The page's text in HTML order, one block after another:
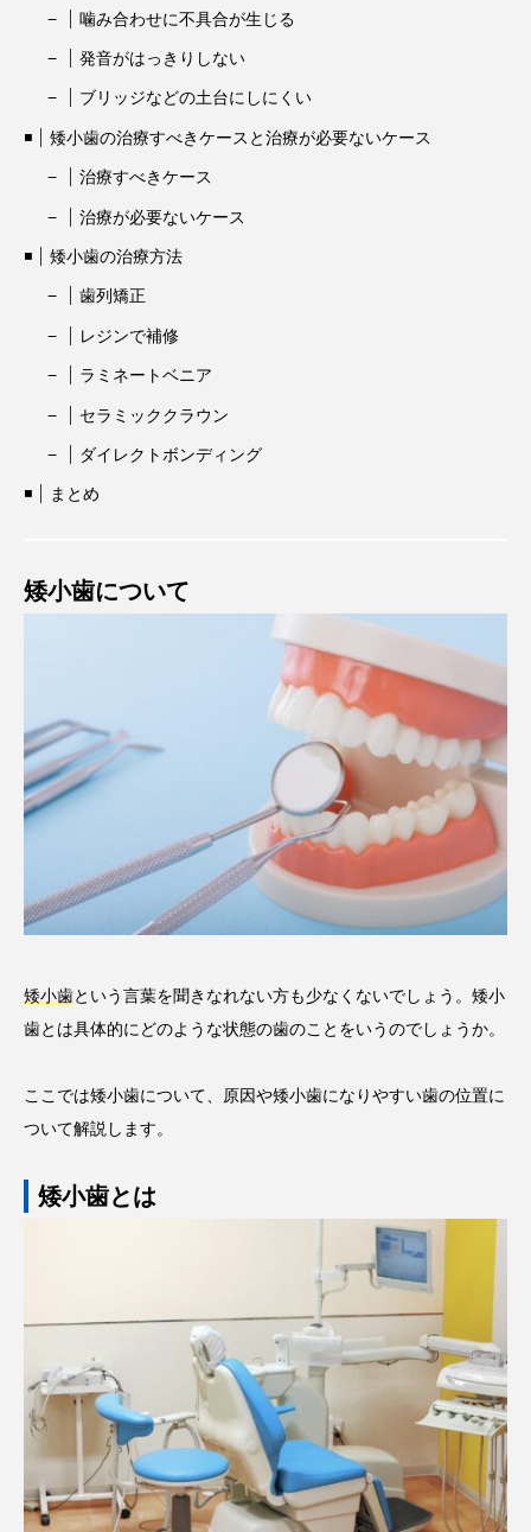
噛み合わせに不具合が生じる
発音がはっきりしない
ブリッジなどの土台にしにくい
矮小歯の治療すべきケースと治療が必要ないケース
治療すべきケース
治療が必要ないケース
矮小歯の治療方法
歯列矯正
レジンで補修
ラミネートベニア
セラミッククラウン
ダイレクトボンディング
まとめ
矮小歯について
矮小歯という言葉を聞きなれない方も少なくないでしょう。矮小
歯とは具体的にどのような状態の歯のことをいうのでしょうか。
ここでは矮小歯について、原因や矮小歯になりやすい歯の位置に
ついて解説します。
矮小歯とは